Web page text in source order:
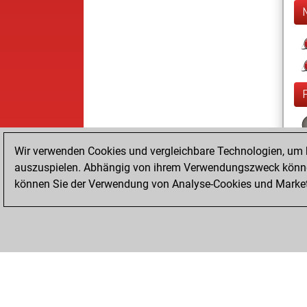
Wir verwenden Cookies und vergleichbare Technologien,
auszuspielen. Abhängig von ihrem Verwendungszweck
können Sie der Verwendung von Analyse-Cookies und